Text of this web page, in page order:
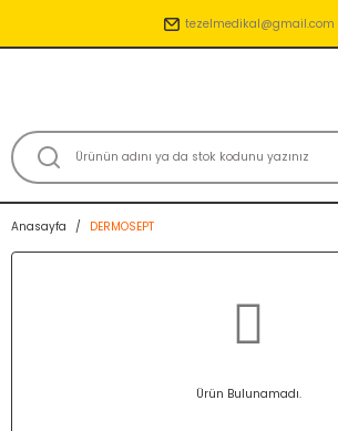
tezelmedikal@gmail.com
Anasayfa DERMOSEPT
Ürün Bulunamadı.